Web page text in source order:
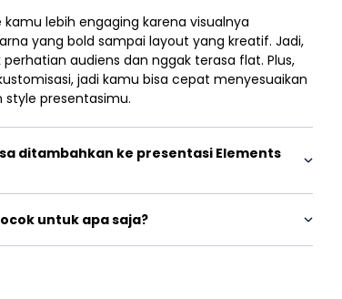
lebih engaging karena visualnya
yang bold sampai layout yang kreatif. Jadi,
audiens dan nggak terasa flat. Plus,
jadi kamu bisa cepat menyesuaikan
style presentasimu.
ditambahkan ke presentasi Elements
untuk apa saja?